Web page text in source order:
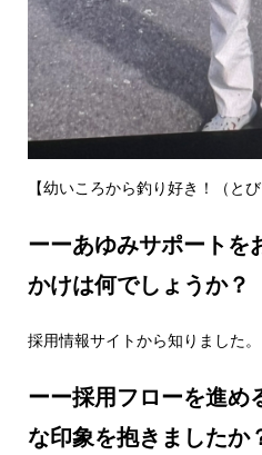
【幼いころから釣り好き！（と
ーーあゆみサポートを
かけは何でしょうか？
採用情報サイトから知りました。
ーー採用フローを進め
な印象を抱きましたか